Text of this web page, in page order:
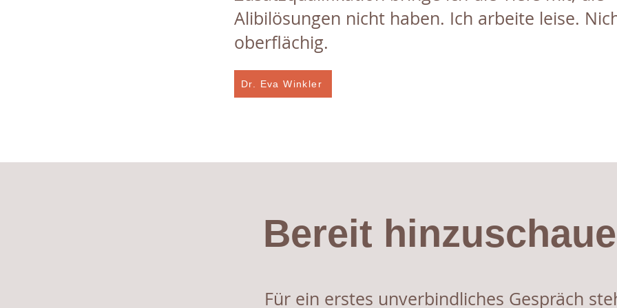
Alibilösungen nicht haben. Ich arbeite leise.
oberflächig.
Dr. Eva Winkler
Bereit
Für ein erstes unverbindliches Gespräch